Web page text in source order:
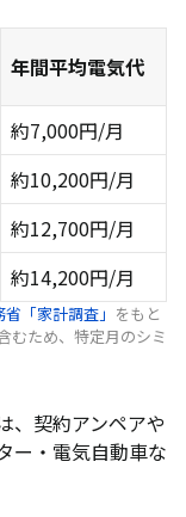
魅力
ントロールでき
電力会社
会社
の電力プラン
を把握する
年間平均電気代
約7,000円/月
約10,200円/月
約12,700円/月
約14,200円/月
「家計調査」 をもと
むため、特定月のシミ
、契約アンペアや
ー・電気自動車な